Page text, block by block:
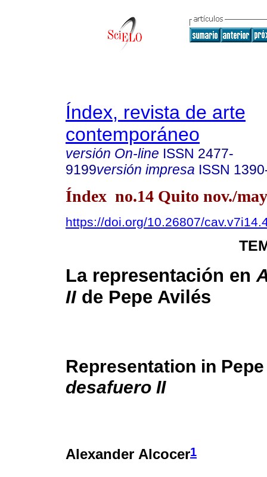
Índex, revista de arte
contemporáneo
versión On-line ISSN 2477-
9199versión impresa ISSN
Índex no.14 Quito nov./
https://doi.org/10.26807/
La representación en
II de Pepe Avilés
Representation in
desafuero II
Alexander Alcocer1